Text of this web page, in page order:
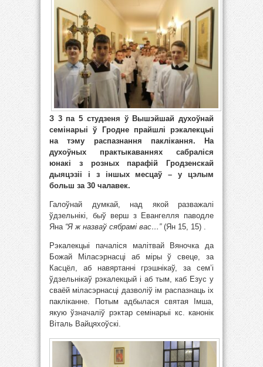
З 3 па 5 студзеня ў Вышэйшай духоўнай
семінарыі ў Гродне прайшлі рэкалекцыі
на тэму распазнання паклікання. На
духоўных практыкаваннях сабраліся
юнакі з розных парафій Гродзенскай
дыяцэзіі і з іншых месцаў – у цэлым
больш за 30 чалавек.
Галоўнай думкай, над якой разважалі
ўдзельнікі, быў верш з Евангелля паводле
Яна “Я ж назваў сябрамі вас…”(Ян 15, 15) .
Рэкалекцыі пачаліся малітвай Вяночка да
Божай Міласэрнасці аб міры ў свеце, за
Касцёл, аб навяртанні грэшнікаў, за сем’і
ўдзельнікаў рэкалекцый і аб тым, каб Езус у
сваёй міласэрнасці дазволіў ім распазнаць іх
пакліканне. Потым адбылася святая Імша,
якую ўзначаліў рэктар семінарыі кс. канонік
Віталь Вайцяхоўскі.